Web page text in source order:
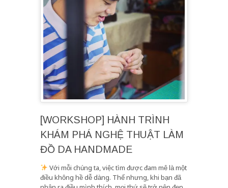
[WORKSHOP] HÀNH TRÌNH
KHÁM PHÁ NGHỆ THUẬT LÀM
ĐỒ DA HANDMADE
Với mỗi chúng ta, việc tìm được đam mê là một
điều không hề dễ dàng. Thế nhưng, khi bạn đã